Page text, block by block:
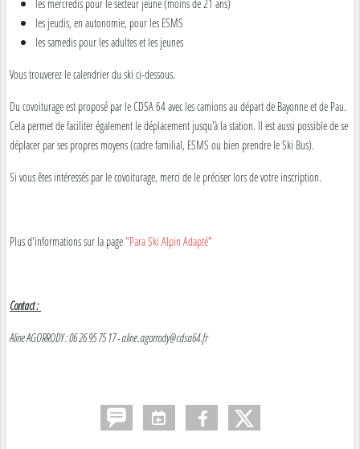
les mercredis pour le secteur jeune (moins de 21 ans)
les jeudis, en autonomie, pour les ESMS
les samedis pour les adultes et les jeunes
Vous trouverez le calendrier du ski ci-dessous.
Du covoiturage est proposé par le CDSA 64 avec les camions au départ de Bayonne et de Pau.
Cela permet de faciliter également le déplacement jusqu'à la station. Il est aussi possible de se
déplacer par ses propres moyens (cadre familial, ESMS ou bien prendre le Ski Bus).
Si vous êtes intéressés par le covoiturage, merci de le préciser lors de votre inscription.
Plus d'informations sur la page "Para Ski Alpin Adapté"
Contact :
Aline AGORRODY : 06 26 95 75 17 - aline.agorrody@cdsa64.fr